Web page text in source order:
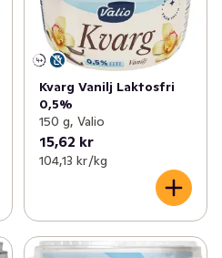
Kvarg Vanilj Laktosfri
0,5%
150 g, Valio
15,62 kr
104,13 kr /kg